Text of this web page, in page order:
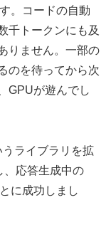
。コードの自動
千トークンにも及
りません。一部の
のを待ってから次
GPUが遊んでし
ライブラリを拡
、応答生成中の
に成功しまし